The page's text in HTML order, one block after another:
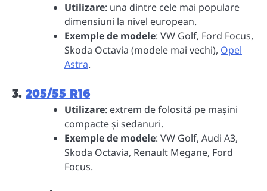
Utilizare: una dintre cele mai populare
dimensiuni la nivel european.
Exemple de modele: VW Golf, Ford Focus,
Skoda Octavia (modele mai vechi), Opel
Astra.
3. 205/55 R16
Utilizare: extrem de folosită pe mașini
compacte și sedanuri.
Exemple de modele: VW Golf, Audi A3,
Skoda Octavia, Renault Megane, Ford
Focus.